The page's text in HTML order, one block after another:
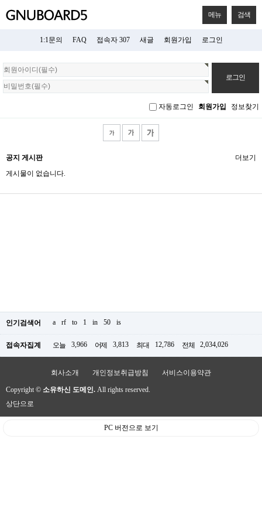
메뉴 검색
1:1문의 FAQ 접속자 307 새글 회원가입 로그인
회
원
로
자동로그인 회원가입 정보찾기
공지 게시판
게시물이 없습니다.
더보기
인기검색어 a rf to 1 in 50 is
접속자집계 오늘 3,966 어제 3,813 최대 12,786 전체 2,034,026
회사소개 개인정보취급방침 서비스이용약관
Copyright © 소유하신 도메인. All rights reserved.
상단으로
PC 버전으로 보기